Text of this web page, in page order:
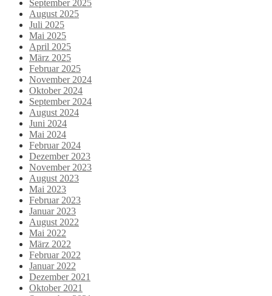
September 2025
August 2025
Juli 2025
Mai 2025
April 2025
März 2025
Februar 2025
November 2024
Oktober 2024
September 2024
August 2024
Juni 2024
Mai 2024
Februar 2024
Dezember 2023
November 2023
August 2023
Mai 2023
Februar 2023
Januar 2023
August 2022
Mai 2022
März 2022
Februar 2022
Januar 2022
Dezember 2021
Oktober 2021